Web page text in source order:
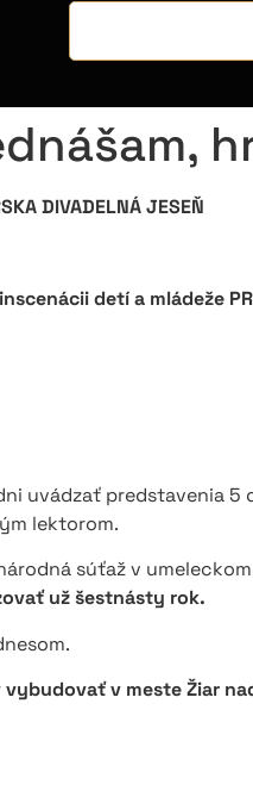
DIVADELNÁ JESEŇ
detí a mládeže
uvádzať predstavenia
lektorom.
súťaž v
už šestnásty rok.
v meste Žiar